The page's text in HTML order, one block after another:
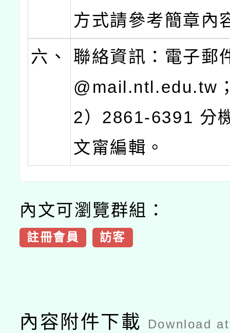
方式請參考簡章內
六、
聯絡資訊：電子郵
@mail.ntl.edu.tw
2）2861-6391 分
文甯編輯。
內文可瀏覽群組：
註冊會員 訪客
內容附件下載 Download